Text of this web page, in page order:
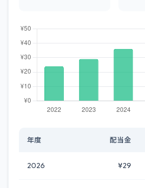
年度 配当金
2026 ¥29